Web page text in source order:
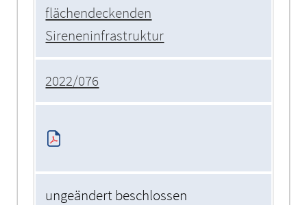
flächendeckenden
Sireneninfrastruktur
2022/076
ungeändert beschlossen